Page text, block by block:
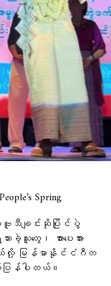
Spring
ဗူသီချင်းဆိုပြိုင်ပွဲ
သူတွေ၊ အားပေးအား
မယ်လို့ မြန်မာနိုင်ငံဂီတ
ြန်ပါတယ်။